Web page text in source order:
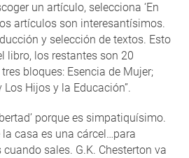
un artículo, selecciona ‘En
artículos son interesantísimos.
y selección de textos. Esto
libro, los restantes son 20
bloques: Esencia de Mujer;
Hijos y la Educación”.
porque es simpatiquísimo.
casa es una cárcel…para
sales. G.K. Chesterton va